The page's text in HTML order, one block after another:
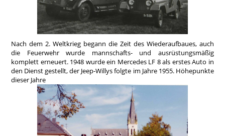
Nach dem 2. Weltkrieg begann die Zeit des Wiederaufbaues, auch
die Feuerwehr wurde mannschafts- und ausrüstungsmäßig
komplett erneuert. 1948 wurde ein Mercedes LF 8 als erstes Auto in
den Dienst gestellt, der Jeep-Willys folgte im Jahre 1955. Höhepunkte
dieser Jahre